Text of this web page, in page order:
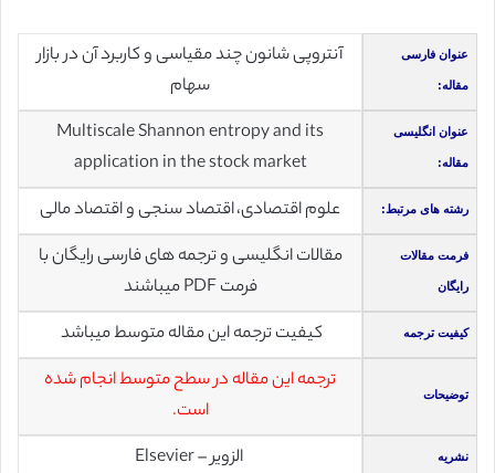
عنوان فارسی
مقاله:
آنتروپی شانون چند مقیاسی و کاربرد آن در بازار
سهام
عنوان انگلیسی
مقاله:
Multiscale Shannon entropy and its
application in the stock market
رشته های مرتبط: علوم اقتصادی، اقتصاد سنجی و اقتصاد مالی
فرمت مقالات
رایگان
مقالات انگلیسی و ترجمه های فارسی رایگان با
فرمت PDF میباشند
کیفیت ترجمه کیفیت ترجمه این مقاله متوسط میباشد
توضیحات
ترجمه این مقاله در سطح متوسط انجام شده
است.
نشریه الزویر – Elsevier